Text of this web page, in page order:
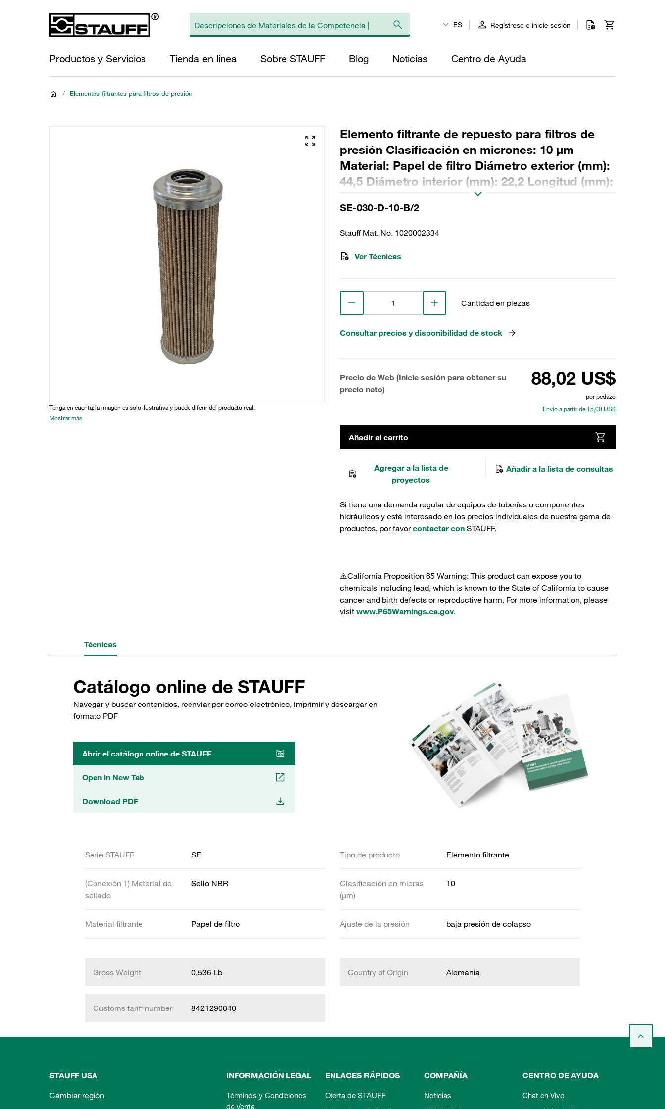
ES Regístrese e inicie sesión
Productos y Servicios Tienda en línea Sobre STAUFF Blog Noticias Centro de Ayuda
/ Elementos filtrantes para filtros de presión
Tenga en cuenta: la imagen es solo ilustrativa y puede diferir del producto real.
Mostrar más
Elemento filtrante de repuesto para filtros de
presión Clasificación en micrones: 10 µm
Material: Papel de filtro Diámetro exterior (mm):
44,5 Diámetro interior (mm): 22,2 Longitud (mm):
158 Sellado: NBR, relación β >2
SE-030-D-10-B/2
Stauff Mat. No. 1020002334
Ver Técnicas
Cantidad en piezas
Consultar precios y disponibilidad de stock
Precio de Web (Inicie sesión para obtener su
precio neto)
88,02 US$
por pedazo
Envío a partir de 15,00 US$
Añadir al carrito
Agregar a la lista de
proyectos
Añadir a la lista de consultas
Si tiene una demanda regular de equipos de tuberías o componentes
hidráulicos y está interesado en los precios individuales de nuestra gama de
productos, por favorcontactar con STAUFF.
⚠️California Proposition 65 Warning: This product can expose you to
chemicals including lead, which is known to the State of California to cause
cancer and birth defects or reproductive harm. For more information, please
visit www.P65Warnings.ca.gov.
Técnicas
Catálogo online de STAUFF
Navegar y buscar contenidos, reenviar por correo electrónico, imprimir y descargar en
formato PDF
Abrir el catálogo online de STAUFF
Open in New Tab
Download PDF
Serie STAUFF SE Tipo de producto Elemento filtrante
(Conexión 1) Material de
sellado
Sello NBR
Clasificación en micras
(µm)
10
Material filtrante Papel de filtro Ajuste de la presión baja presión de colapso
Gross Weight 0,536 Lb Country of Origin Alemania
Customs tariff number 8421290040
STAUFF USA
Cambiar región
INFORMACIÓN LEGAL
Términos y Condiciones
de Venta
ENLACES RÁPIDOS
Oferta de STAUFF
COMPAÑÍA
Noticias
CENTRO DE AYUDA
Chat en Vivo